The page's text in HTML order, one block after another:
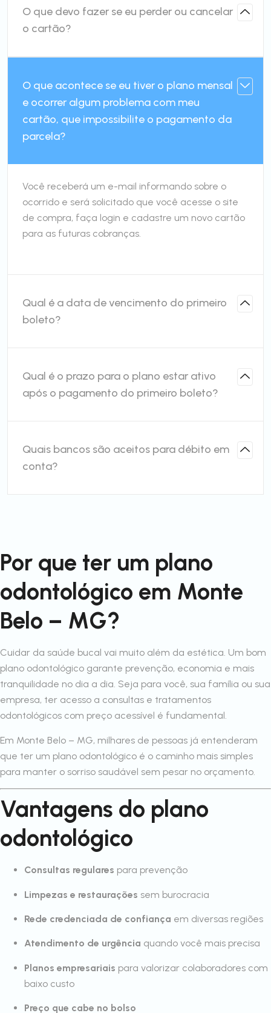
O que devo fazer se eu perder ou cancelar
o cartão?
O que acontece se eu tiver o plano mensal
e ocorrer algum problema com meu
cartão, que impossibilite o pagamento da
parcela?
Você receberá um e-mail informando sobre o
ocorrido e será solicitado que você acesse o site
de compra, faça login e cadastre um novo cartão
para as futuras cobranças.
Qual é a data de vencimento do primeiro
boleto?
Qual é o prazo para o plano estar ativo
após o pagamento do primeiro boleto?
Quais bancos são aceitos para débito em
conta?
Por que ter um plano
odontológico em Monte
Belo – MG?
Cuidar da saúde bucal vai muito além da estética. Um bom
plano odontológico garante prevenção, economia e mais
tranquilidade no dia a dia. Seja para você, sua família ou sua
empresa, ter acesso a consultas e tratamentos
odontológicos com preço acessível é fundamental.
Em Monte Belo – MG, milhares de pessoas já entenderam
que ter um plano odontológico é o caminho mais simples
para manter o sorriso saudável sem pesar no orçamento.
Vantagens do plano
odontológico
Consultas regulares para prevenção
Limpezas e restaurações sem burocracia
Rede credenciada de confiança em diversas regiões
Atendimento de urgência quando você mais precisa
Planos empresariais para valorizar colaboradores com
baixo custo
Preço que cabe no bolso